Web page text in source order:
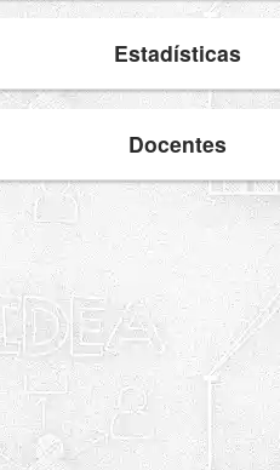
Estadísticas
Docentes